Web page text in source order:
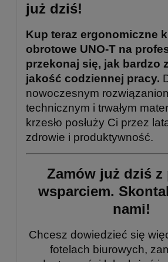
już dziś!
Kup teraz ergonomiczne
obrotowe UNO-T na
przekonaj się, jak bardzo
jakość codziennej pracy.
nowoczesnym
technicznym i trwałym
krzesło posłuży Ci przez
zdrowie i produktywność.
Zamów już dziś z
wsparciem.
nami!
Chcesz dowiedzieć się
fotelach biurowych,